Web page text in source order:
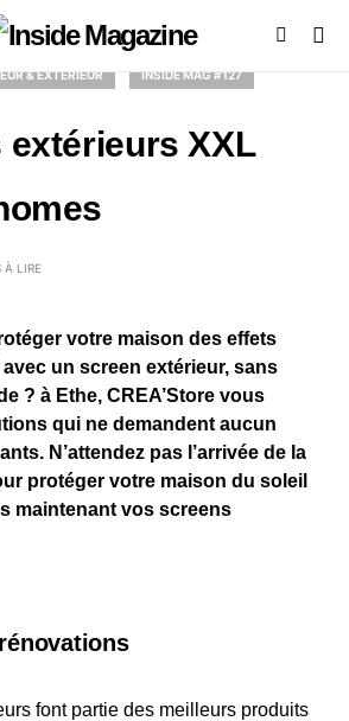
& EXTÉRIEUR INSIDE MAG #127
extérieurs XXL
À LIRE
votre maison des effets
un screen extérieur, sans
? à Ethe, CREA’Store vous
qui ne demandent aucun
N’attendez pas l’arrivée de la
protéger votre maison du soleil
maintenant vos screens
font partie des meilleurs produits